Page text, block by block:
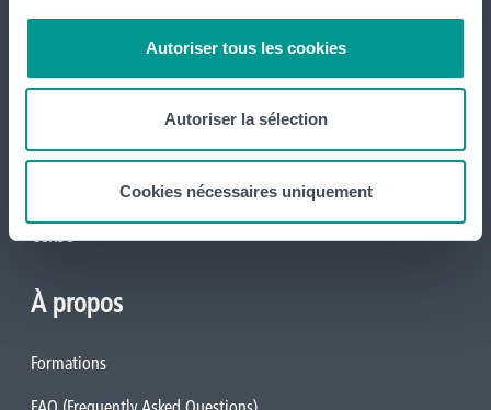
Autoriser tous les cookies
Autoriser la sélection
Cookies nécessaires uniquement
CeREF Arts-Appliqués
CeREF Économique
CeREF Santé
CeREF Technique
CeRSO
À propos
Formations